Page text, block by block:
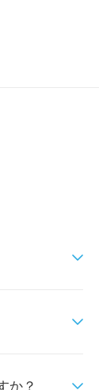
か？